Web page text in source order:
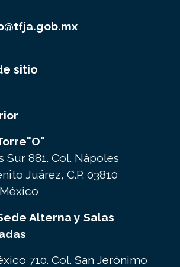
sitio
Sur 881. Col. Nápoles
Juárez, C.P. 03810
Alterna y Salas
710. Col. San Jerónimo